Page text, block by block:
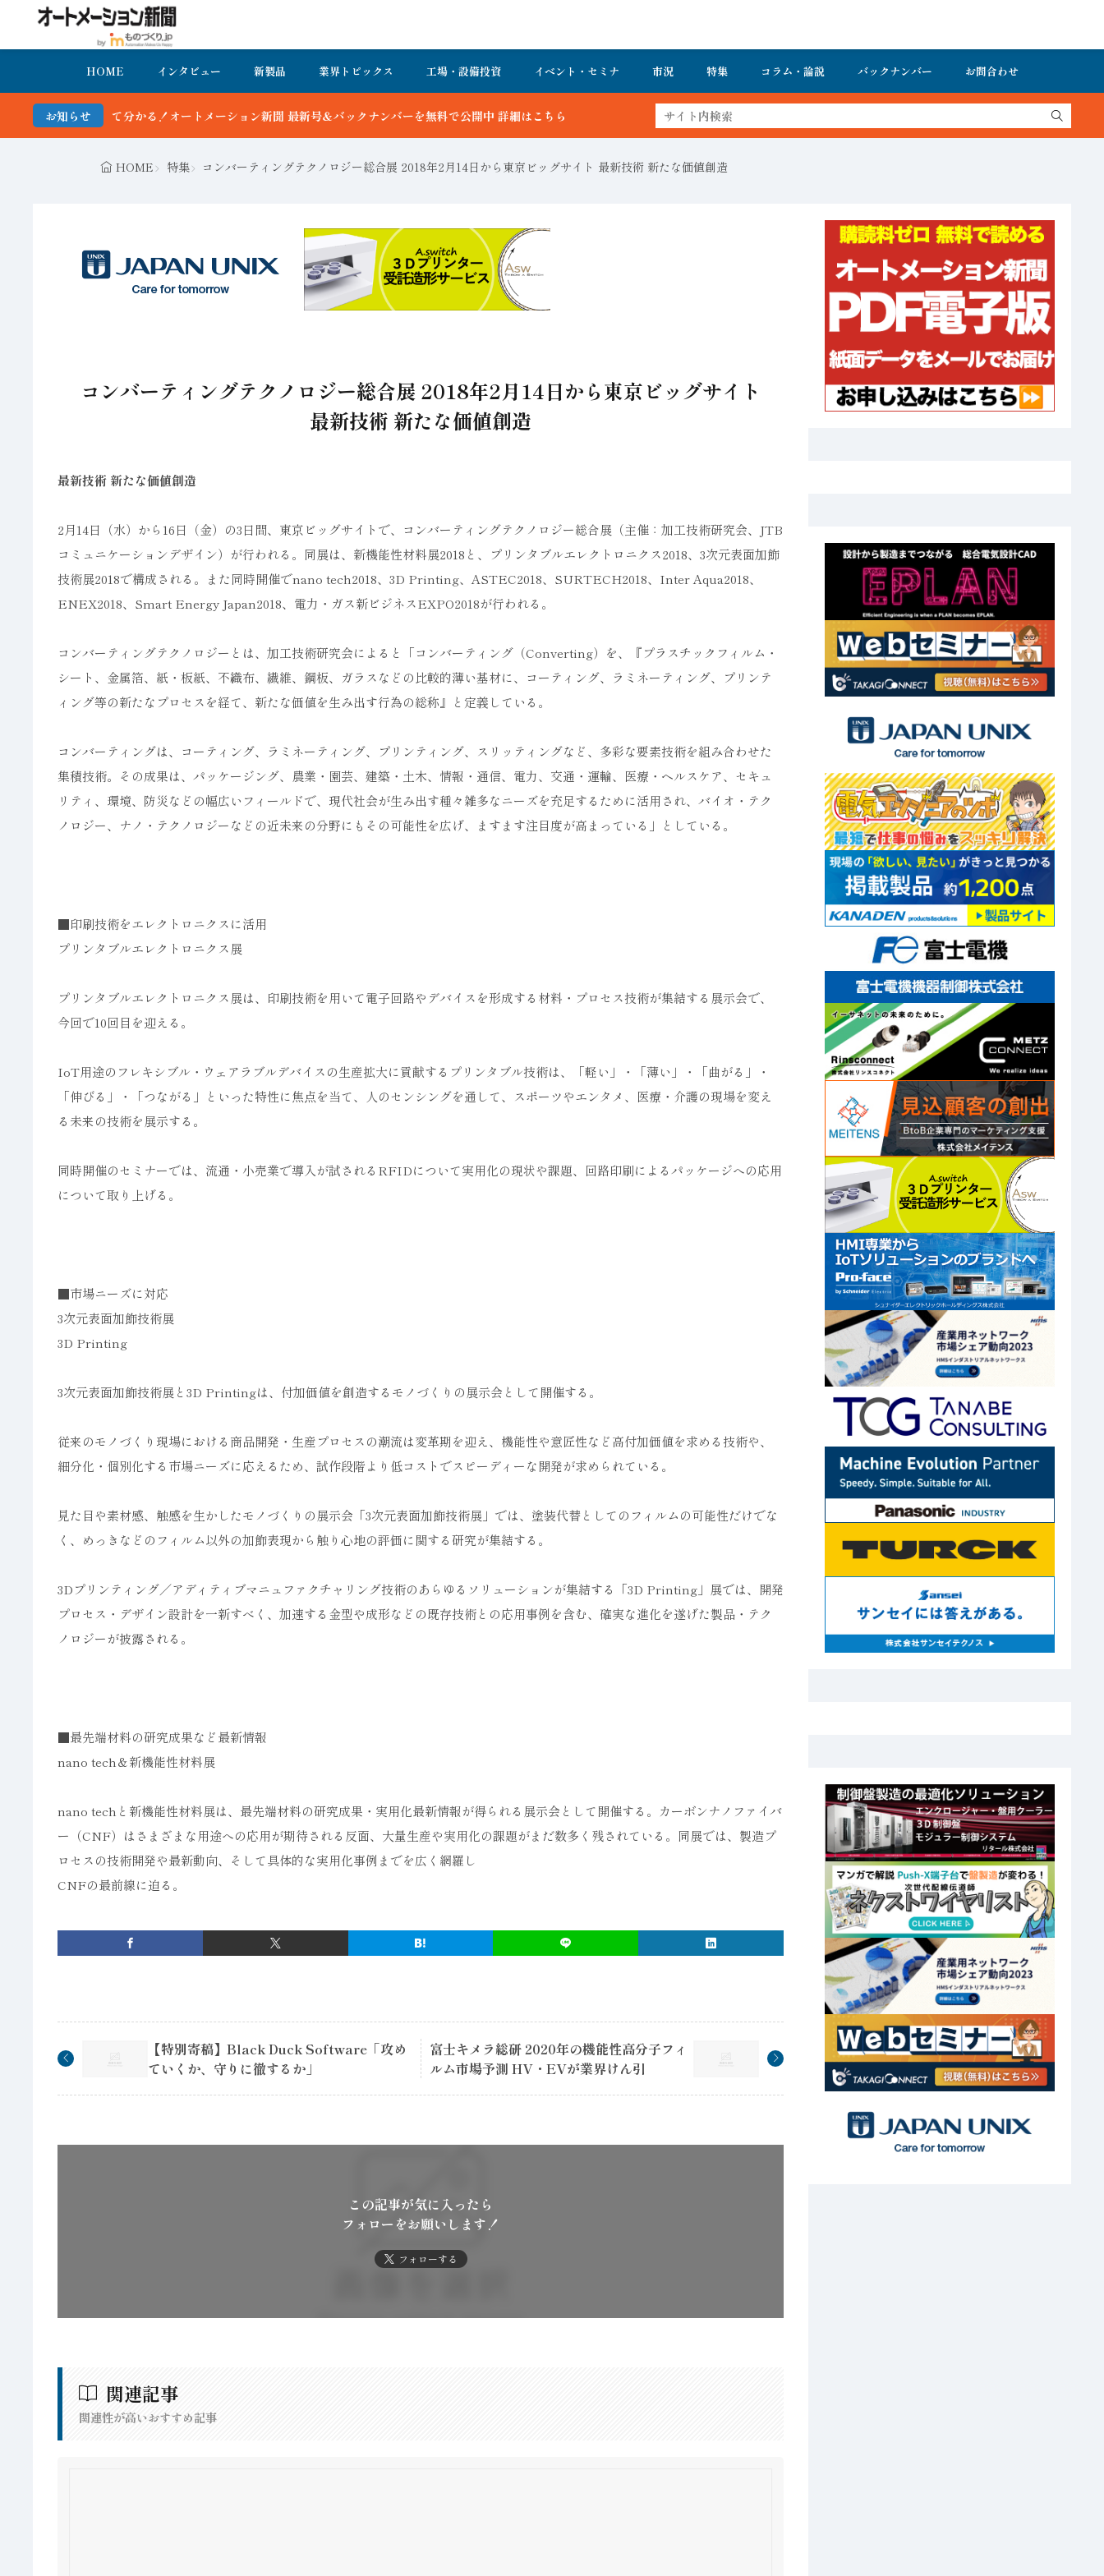
HOME インタビュー 新製品 業界トピックス 工場・設備投資 イベント・セミナ 市況 特集 コラム・論説 バックナンバー お問合わせ
お知らせ
！オートメーション新聞 最新号＆バックナンバーを無料で公開中 詳細はこちら
HOME 特集 コンバーティングテクノロジー総合展 2018年2月14日から東京ビッグサイト 最新技術 新たな価値創造
コンバーティングテクノロジー総合展 2018年2月14日から東京ビッグサイト
最新技術 新たな価値創造
最新技術 新たな価値創造
2月14日（水）から16日（金）の3日間、東京ビッグサイトで、コンバーティングテクノロジー総合展（主催：加工技術研究会、JTB
コミュニケーションデザイン）が行われる。同展は、新機能性材料展2018と、プリンタブルエレクトロニクス2018、3次元表面加飾
技術展2018で構成される。また同時開催でnano tech2018、3D Printing、ASTEC2018、SURTECH2018、Inter Aqua2018、
ENEX2018、Smart Energy Japan2018、電力・ガス新ビジネスEXPO2018が行われる。
コンバーティングテクノロジーとは、加工技術研究会によると「コンバーティング（Converting）を、『プラスチックフィルム・
シート、金属箔、紙・板紙、不織布、繊維、鋼板、ガラスなどの比較的薄い基材に、コーティング、ラミネーティング、プリンテ
ィング等の新たなプロセスを経て、新たな価値を生み出す行為の総称』と定義している。
コンバーティングは、コーティング、ラミネーティング、プリンティング、スリッティングなど、多彩な要素技術を組み合わせた
集積技術。その成果は、パッケージング、農業・園芸、建築・土木、情報・通信、電力、交通・運輸、医療・ヘルスケア、セキュ
リティ、環境、防災などの幅広いフィールドで、現代社会が生み出す種々雑多なニーズを充足するために活用され、バイオ・テク
ノロジー、ナノ・テクノロジーなどの近未来の分野にもその可能性を広げ、ますます注目度が高まっている」としている。
■印刷技術をエレクトロニクスに活用
プリンタブルエレクトロニクス展
プリンタブルエレクトロニクス展は、印刷技術を用いて電子回路やデバイスを形成する材料・プロセス技術が集結する展示会で、
今回で10回目を迎える。
IoT用途のフレキシブル・ウェアラブルデバイスの生産拡大に貢献するプリンタブル技術は、「軽い」・「薄い」・「曲がる」・
「伸びる」・「つながる」といった特性に焦点を当て、人のセンシングを通して、スポーツやエンタメ、医療・介護の現場を変え
る未来の技術を展示する。
同時開催のセミナーでは、流通・小売業で導入が試されるRFIDについて実用化の現状や課題、回路印刷によるパッケージへの応用
について取り上げる。
■市場ニーズに対応
3次元表面加飾技術展
3D Printing
3次元表面加飾技術展と3D Printingは、付加価値を創造するモノづくりの展示会として開催する。
従来のモノづくり現場における商品開発・生産プロセスの潮流は変革期を迎え、機能性や意匠性など高付加価値を求める技術や、
細分化・個別化する市場ニーズに応えるため、試作段階より低コストでスピーディーな開発が求められている。
見た目や素材感、触感を生かしたモノづくりの展示会「3次元表面加飾技術展」では、塗装代替としてのフィルムの可能性だけでな
く、めっきなどのフィルム以外の加飾表現から触り心地の評価に関する研究が集結する。
3Dプリンティング／アディティブマニュファクチャリング技術のあらゆるソリューションが集結する「3D Printing」展では、開発
プロセス・デザイン設計を一新すべく、加速する金型や成形などの既存技術との応用事例を含む、確実な進化を遂げた製品・テク
ノロジーが披露される。
■最先端材料の研究成果など最新情報
nano tech＆新機能性材料展
nano techと新機能性材料展は、最先端材料の研究成果・実用化最新情報が得られる展示会として開催する。カーボンナノファイバ
ー（CNF）はさまざまな用途への応用が期待される反面、大量生産や実用化の課題がまだ数多く残されている。同展では、製造プ
ロセスの技術開発や最新動向、そして具体的な実用化事例までを広く網羅し
CNFの最前線に迫る。
【特別寄稿】Black Duck Software「攻め
ていくか、守りに徹するか」
富士キメラ総研 2020年の機能性高分子フィ
ルム市場予測 HV・EVが業界けん引
この記事が気に入ったら
フォローをお願いします！
フォローする
関連記事
関連性が高いおすすめ記事